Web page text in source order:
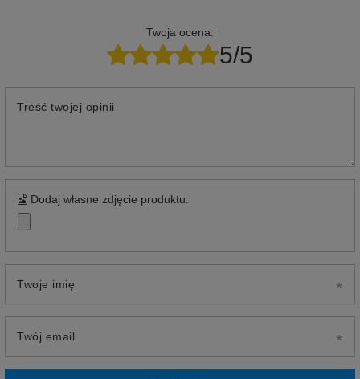
Twoja ocena:
5/5
Treść twojej opinii
Dodaj własne zdjęcie produktu:
Twoje imię
Twój email